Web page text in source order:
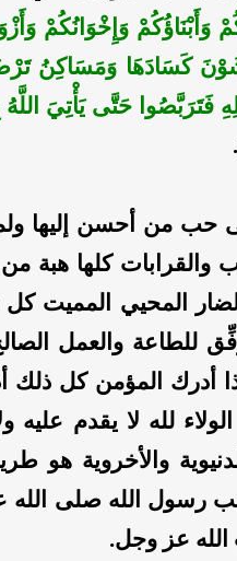
وَأَبْنَاؤُكُمْ وَإِخْوَانُكُمْ
كَسَادَهَا وَمَسَاكِنُ
حَتَّى يَأْتِيَ اللَّهُ
حب من أحسن إليها
والقرابات كلها هبة
الضار المحيي المميت
للطاعة والعمل
أدرك المؤمن كل ذلك
لله لا يقدم عليه
والأخروية هو
رسول الله صلى الله
عز وجل.